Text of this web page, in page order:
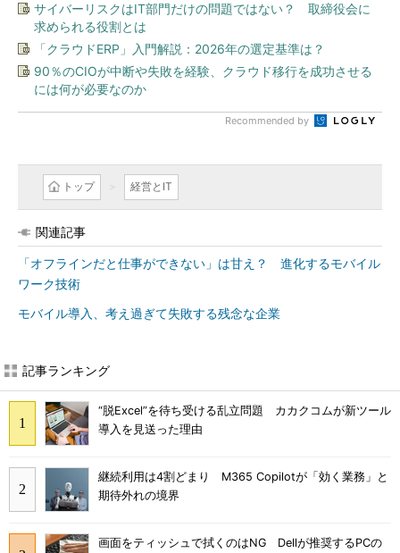
サイバーリスクはIT部門だけの問題ではない？ 取締役会に
求められる役割とは
「クラウドERP」入門解説：2026年の選定基準は？
90％のCIOが中断や失敗を経験、クラウド移行を成功させる
には何が必要なのか
Recommended by
トップ 経営とIT
関連記事
「オフラインだと仕事ができない」は甘え？ 進化するモバイル
ワーク技術
モバイル導入、考え過ぎて失敗する残念な企業
記事ランキング
“脱Excel”を待ち受ける乱立問題 カカクコムが新ツール
導入を見送った理由
継続利用は4割どまり M365 Copilotが「効く業務」と
期待外れの境界
画面をティッシュで拭くのはNG Dellが推奨するPCの